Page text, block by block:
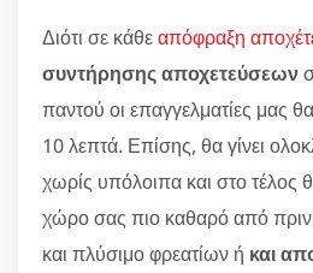
Διότι σε κάθεαπόφραξη
συντήρησης αποχετεύσεων
παντού οι επαγγελματίες μας
10 λεπτά. Επίσης, θα γίνει
χωρίς υπόλοιπα και στο τέλος
χώρο σας πιο καθαρό από
και πλύσιμο φρεατίων ή και